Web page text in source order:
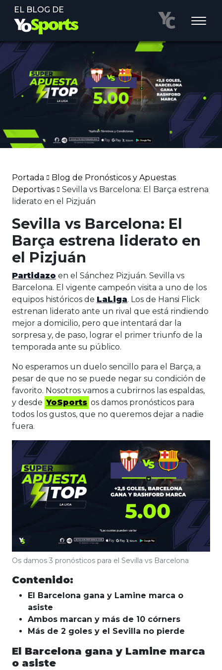
EL BLOG DE
Portada
Blog de Pronósticos y Apuestas
Deportivas
Sevilla vs Barcelona: El Barça estrena
liderato en el Pizjuán
Sevilla vs Barcelona: El
Barça estrena liderato en
el Pizjuán
Partidazo en el Sánchez Pizjuán. Sevilla vs
Barcelona. El vigente campeón visita a uno de los
equipos históricos de LaLiga. Los de Hansi Flick
estrenan liderato ante un rival que está rindiendo
mejor a domicilio, pero que intentará dar la
sorpresa y, de paso, lograr el primer triunfo de la
temporada ante su público.
No esperamos un duelo sencillo para el Barça, a
pesar de que no se puede negar su condición de
favorito. Nosotros vamos a cubrirnos las espaldas,
y desde YoSports os damos pronósticos para
todos los gustos, que no queremos dejar a nadie
fuera.
Os damos 3 pronósticos para el Sevilla vs Barcelona
Contenido:
El Barcelona gana y Lamine marca o
asiste
Ambos marcan y más de 10 córners
Más de 2 goles y el Sevilla no pierde
El Barcelona gana y Lamine marca
o asiste